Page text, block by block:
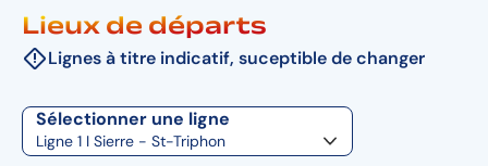
Lieux de départs
Lignes à titre indicatif, suceptible de changer
Sélectionner une ligne